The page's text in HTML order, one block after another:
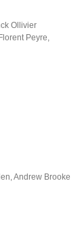
Ollivier
Florent Peyre,
,Andrew Brooke